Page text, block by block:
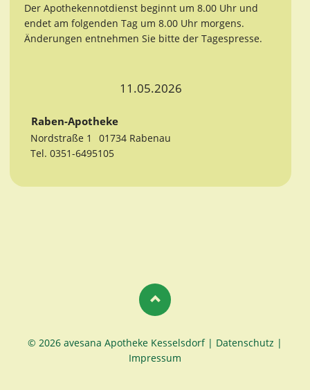
Der Apothekennotdienst beginnt um 8.00 Uhr und
endet am folgenden Tag um 8.00 Uhr morgens.
Änderungen entnehmen Sie bitte der Tagespresse.
11.05.2026
Raben-Apotheke
Nordstraße 1
01734 Rabenau
Tel. 0351-6495105
© 2026 avesana Apotheke Kesselsdorf | Datenschutz |
Impressum